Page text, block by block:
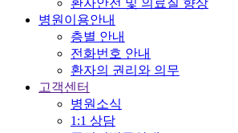
환자안전 및 의료질 향상
병원이용안내
층별 안내
전화번호 안내
환자의 권리와 의무
고객센터
병원소식
1:1 상담